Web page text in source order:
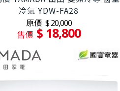
冷氣 YDW-FA28
原價 $ 20,000
售價 $ 18,800